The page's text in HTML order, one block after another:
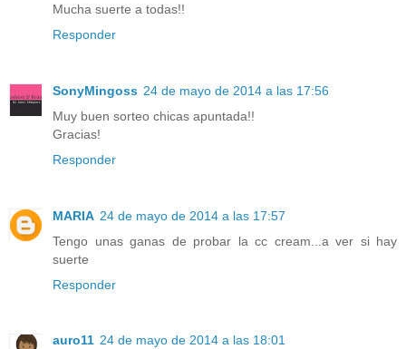
Mucha suerte a todas!!
Responder
SonyMingoss 24 de mayo de 2014 a las 17:56
Muy buen sorteo chicas apuntada!!
Gracias!
Responder
MARIA 24 de mayo de 2014 a las 17:57
Tengo unas ganas de probar la cc cream...a ver si hay
suerte
Responder
auro11 24 de mayo de 2014 a las 18:01